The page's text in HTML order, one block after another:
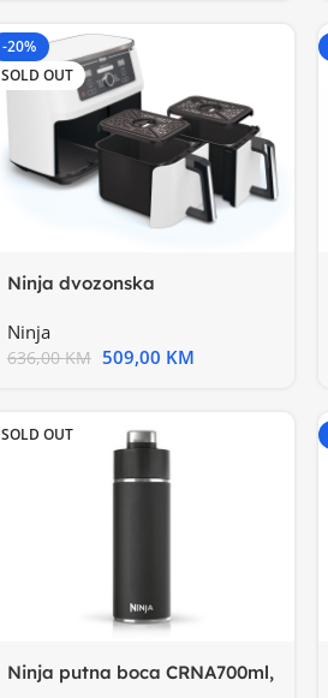
-20%
SOLD OUT
Ninja dvozonska
Ninja
636,00KM 509,00 KM
SOLD OUT
Ninja putna boca CRNA700ml,